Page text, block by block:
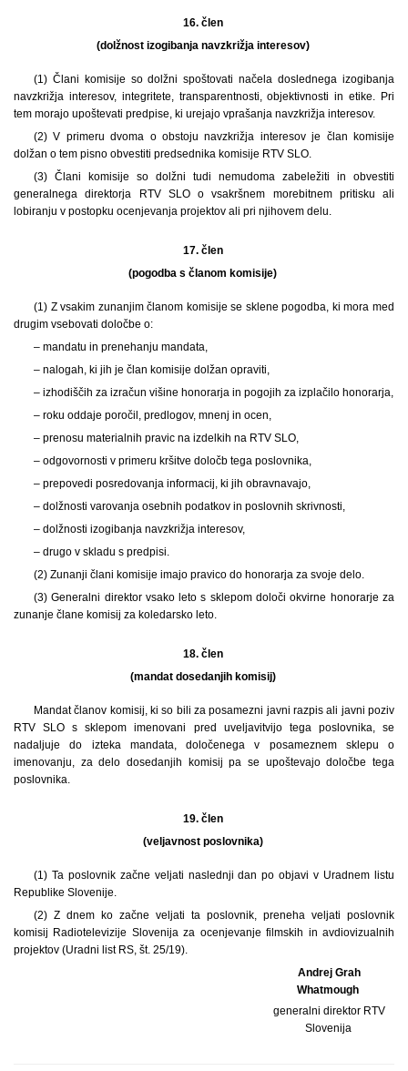
16. člen
(dolžnost izogibanja navzkrižja interesov)
(1) Člani komisije so dolžni spoštovati načela doslednega izogibanja
navzkrižja interesov, integritete, transparentnosti, objektivnosti in etike. Pri
tem morajo upoštevati predpise, ki urejajo vprašanja navzkrižja interesov.
(2) V primeru dvoma o obstoju navzkrižja interesov je član komisije
dolžan o tem pisno obvestiti predsednika komisije RTV SLO.
(3) Člani komisije so dolžni tudi nemudoma zabeležiti in obvestiti
generalnega direktorja RTV SLO o vsakršnem morebitnem pritisku ali
lobiranju v postopku ocenjevanja projektov ali pri njihovem delu.
17. člen
(pogodba s članom komisije)
(1) Z vsakim zunanjim članom komisije se sklene pogodba, ki mora med
drugim vsebovati določbe o:
– mandatu in prenehanju mandata,
– nalogah, ki jih je član komisije dolžan opraviti,
– izhodiščih za izračun višine honorarja in pogojih za izplačilo honorarja,
– roku oddaje poročil, predlogov, mnenj in ocen,
– prenosu materialnih pravic na izdelkih na RTV SLO,
– odgovornosti v primeru kršitve določb tega poslovnika,
– prepovedi posredovanja informacij, ki jih obravnavajo,
– dolžnosti varovanja osebnih podatkov in poslovnih skrivnosti,
– dolžnosti izogibanja navzkrižja interesov,
– drugo v skladu s predpisi.
(2) Zunanji člani komisije imajo pravico do honorarja za svoje delo.
(3) Generalni direktor vsako leto s sklepom določi okvirne honorarje za
zunanje člane komisij za koledarsko leto.
18. člen
(mandat dosedanjih komisij)
Mandat članov komisij, ki so bili za posamezni javni razpis ali javni poziv
RTV SLO s sklepom imenovani pred uveljavitvijo tega poslovnika, se
nadaljuje do izteka mandata, določenega v posameznem sklepu o
imenovanju, za delo dosedanjih komisij pa se upoštevajo določbe tega
poslovnika.
19. člen
(veljavnost poslovnika)
(1) Ta poslovnik začne veljati naslednji dan po objavi v Uradnem listu
Republike Slovenije.
(2) Z dnem ko začne veljati ta poslovnik, preneha veljati poslovnik
komisij Radiotelevizije Slovenija za ocenjevanje filmskih in avdiovizualnih
projektov (Uradni list RS, št. 25/19).
Andrej Grah
Whatmough
generalni direktor RTV
Slovenija